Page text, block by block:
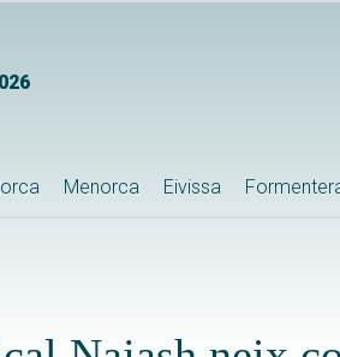
Menorca Eivissa